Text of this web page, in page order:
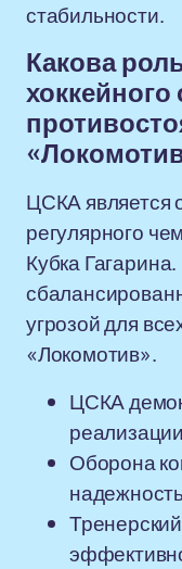
стабильности.
Какова
хоккейного
ЦСКА является
регулярного
Кубка
угрозой для
«Локомотив».
ЦСКА
Оборона